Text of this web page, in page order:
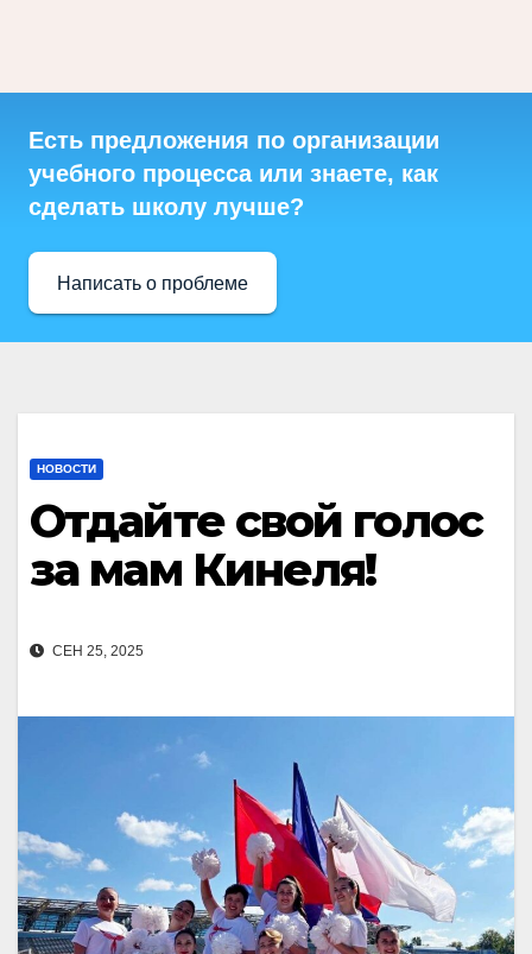
Есть предложения по организации
учебного процесса или знаете, как
сделать школу лучше?
Написать о проблеме
НОВОСТИ
Отдайте свой голос
за мам Кинеля!
СЕН 25, 2025